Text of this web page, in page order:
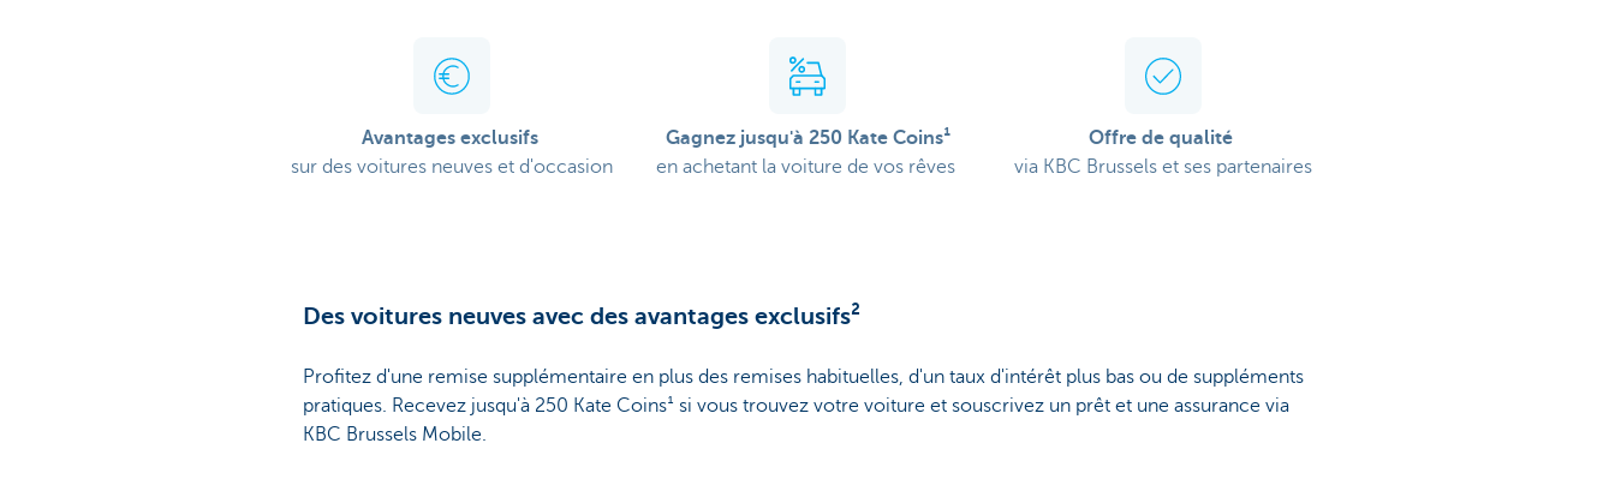
Avantages exclusifs
sur des voitures neuves et d'occasion
Gagnez jusqu'à 250 Kate Coins¹
en achetant la voiture de vos rêves
Offre de qualité
via KBC Brussels et ses partenaires
Des voitures neuves avec des avantages exclusifs²
Profitez d'une remise supplémentaire en plus des remises habituelles, d'un taux d'intérêt plus bas ou de suppléments
pratiques. Recevez jusqu'à 250 Kate Coins¹ si vous trouvez votre voiture et souscrivez un prêt et une assurance via
KBC Brussels Mobile.